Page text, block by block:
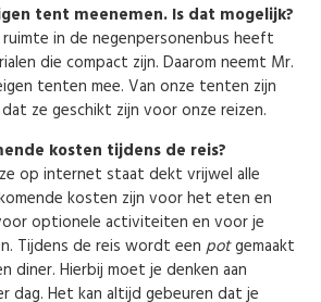
tent meenemen. Is dat mogelijk?
in de negenpersonenbus heeft
die compact zijn. Daarom neemt Mr.
tenten mee. Van onze tenten zijn
ze geschikt zijn voor onze reizen.
kosten tijdens de reis?
op internet staat dekt vrijwel alle
kosten zijn voor het eten en
optionele activiteiten en voor je
Tijdens de reis wordt eenpotgemaakt
diner. Hierbij moet je denken aan
dag. Het kan altijd gebeuren dat je